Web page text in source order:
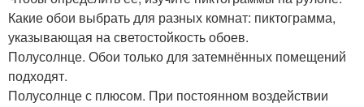
Какие обои выбрать для разных комнат: пиктограмма,
указывающая на светостойкость обоев.
Полусолнце. Обои только для затемнённых помещений
подходят.
Полусолнце с плюсом. При постоянном воздействии